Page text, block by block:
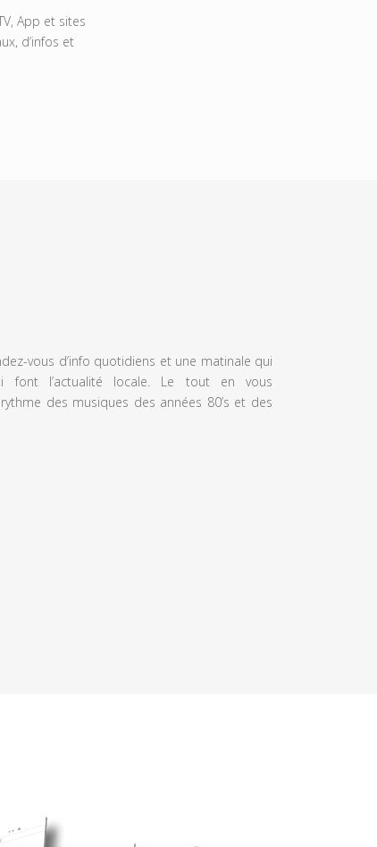
App et sites
d’infos et
vous d’info quotidiens et une matinale qui
font l’actualité locale. Le tout en vous
des musiques des années 80’s et des